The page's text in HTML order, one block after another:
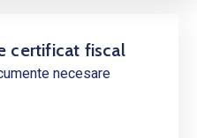
certificat fiscal
necesare